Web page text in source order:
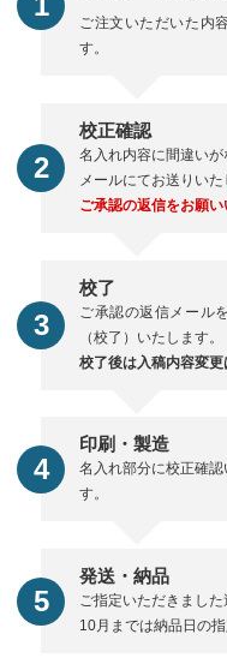
ご注文いただいた内
す。
校正確認
名入れ内容に間違い
メールにてお送りいた
ご承認の返信をお願い
校了
ご承認の返信メール
（校了）いたします。
校了後は入稿内容変更
印刷・製造
名入れ部分に校正確
す。
発送・納品
ご指定いただきました
10月までは納品日の指